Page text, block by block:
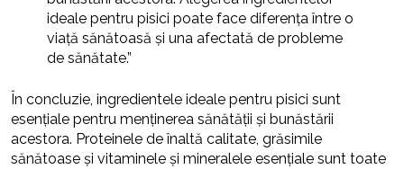
ideale pentru pisici poate face diferența între o
viață sănătoasă și una afectată de probleme
de sănătate.”
În concluzie, ingredientele ideale pentru pisici sunt
esențiale pentru menținerea sănătății și bunăstării
acestora. Proteinele de înaltă calitate, grăsimile
sănătoase și vitaminele și mineralele esențiale sunt toate